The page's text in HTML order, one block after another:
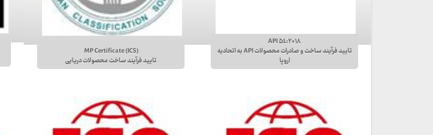
API ۵L:۲۰۱۸
تایید فرآیند ساخت و صادرات محصولات API به اتحادیه
اروپا
MP Certificate (ICS)
تایید فرآیند ساخت محصولات دریایی